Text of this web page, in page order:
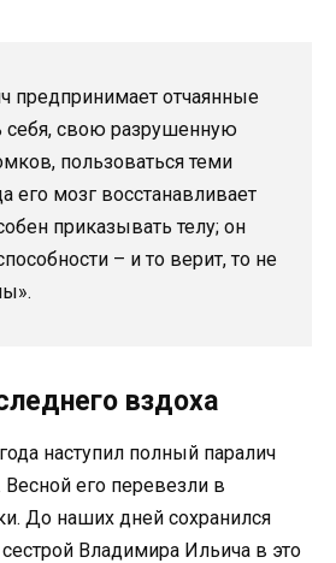
предпринимает отчаянные
себя, свою разрушенную
пользоваться теми
его мозг восстанавливает
приказывать телу; он
– и то верит, то не
вздоха
наступил полный паралич
его перевезли в
До наших дней сохранился
Владимира Ильича в это